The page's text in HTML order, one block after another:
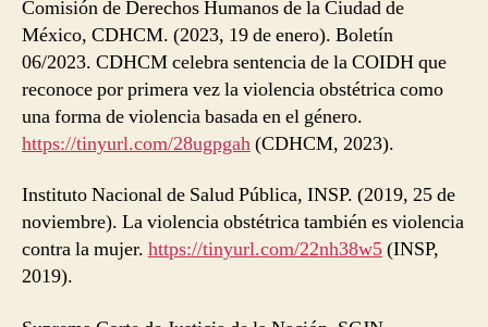
Comisión de Derechos Humanos de la Ciudad de
México, CDHCM. (2023, 19 de enero). Boletín
06/2023. CDHCM celebra sentencia de la COIDH que
reconoce por primera vez la violencia obstétrica como
una forma de violencia basada en el género.
https://tinyurl.com/28ugpgah(CDHCM, 2023).
Instituto Nacional de Salud Pública, INSP. (2019, 25 de
noviembre). La violencia obstétrica también es violencia
contra la mujer. https://tinyurl.com/22nh38w5(INSP,
2019).